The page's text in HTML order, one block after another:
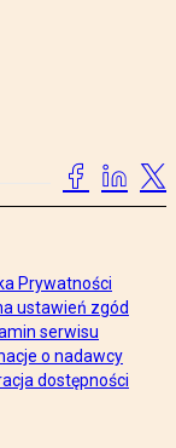
Prywatności
ustawień zgód
serwisu
o nadawcy
dostępności